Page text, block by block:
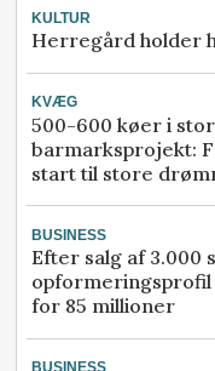
KULTUR
Herregård holder
KVÆG
500-600 køer i
barmarksprojekt:
start til store
BUSINESS
Efter salg af 3.000
for 85 millioner